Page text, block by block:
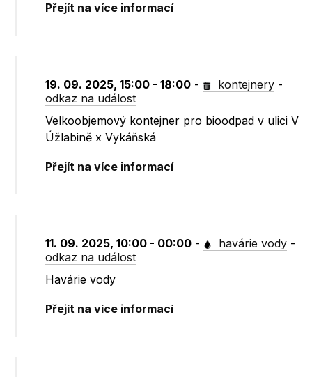
Přejít na více informací
19. 09. 2025, 15:00 - 18:00 - kontejnery -
odkaz na událost
Velkoobjemový kontejner pro bioodpad v ulici V
Úžlabině x Vykáňská
Přejít na více informací
11. 09. 2025, 10:00 - 00:00 - havárie vody -
odkaz na událost
Havárie vody
Přejít na více informací